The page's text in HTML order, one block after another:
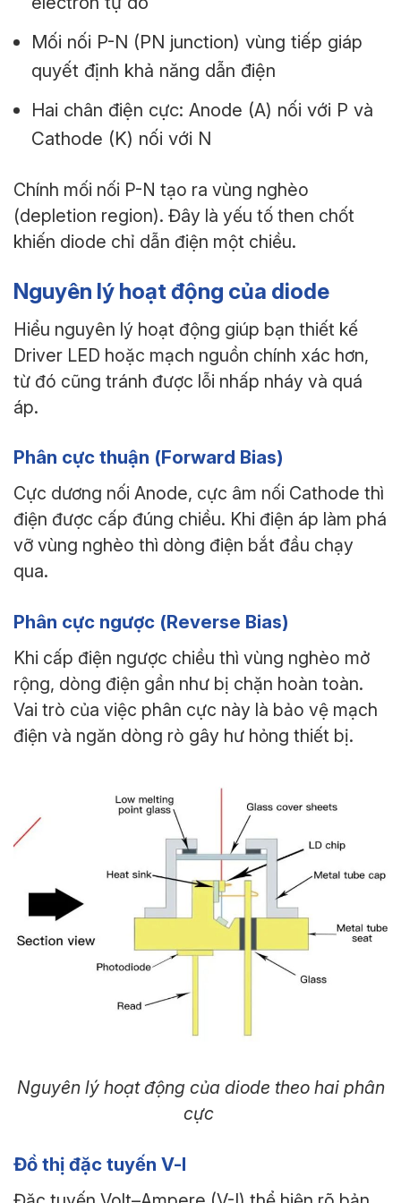
Mối nối P-N (PN junction) vùng tiếp giáp
quyết định khả năng dẫn điện
Hai chân điện cực: Anode (A) nối với P và
Cathode (K) nối với N
Chính mối nối P-N tạo ra vùng nghèo
(depletion region). Đây là yếu tố then chốt
khiến diode chỉ dẫn điện một chiều.
Nguyên lý hoạt động của diode
Hiểu nguyên lý hoạt động giúp bạn thiết kế
Driver LED hoặc mạch nguồn chính xác hơn,
từ đó cũng tránh được lỗi nhấp nháy và quá
áp.
Phân cực thuận (Forward Bias)
Cực dương nối Anode, cực âm nối Cathode thì
điện được cấp đúng chiều. Khi điện áp làm phá
vỡ vùng nghèo thì dòng điện bắt đầu chạy
qua.
Phân cực ngược (Reverse Bias)
Khi cấp điện ngược chiều thì vùng nghèo mở
rộng, dòng điện gần như bị chặn hoàn toàn.
Vai trò của việc phân cực này là bảo vệ mạch
điện và ngăn dòng rò gây hư hỏng thiết bị.
Nguyên lý hoạt động của diode theo hai phân
cực
Đồ thị đặc tuyến V-I